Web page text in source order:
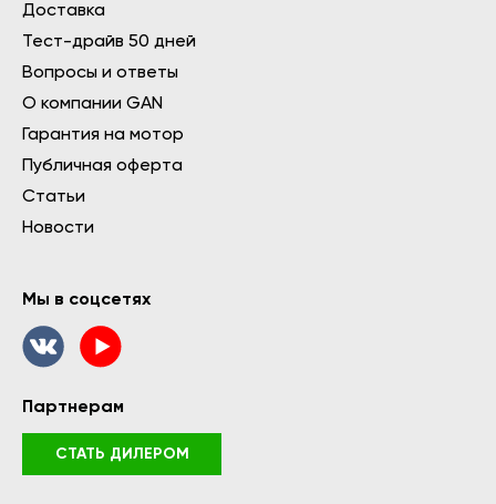
Доставка
Тест-драйв 50 дней
Вопросы и ответы
О компании GAN
Гарантия на мотор
Публичная оферта
Статьи
Новости
Мы в соцсетях
Партнерам
СТАТЬ ДИЛЕРОМ